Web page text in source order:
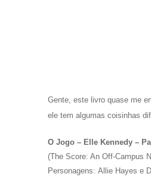
Gente, este livro quase me
ele tem algumas coisinhas
O Jogo – Elle Kennedy –
(The Score: An Off-Campus
Personagens: Allie Hayes e